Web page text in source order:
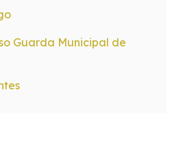
Guarda Municipal de